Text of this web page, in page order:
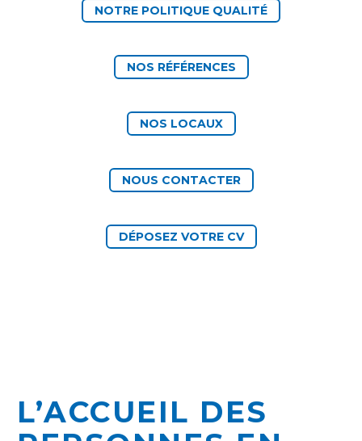
NOTRE POLITIQUE QUALITÉ
NOS RÉFÉRENCES
NOS LOCAUX
NOUS CONTACTER
DÉPOSEZ VOTRE CV
L’ACCUEIL DES